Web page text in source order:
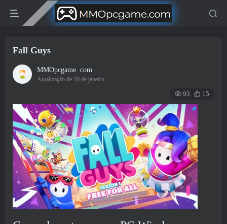
Fall Guys
MMOpcgame. com
Atualização de 10 de janeiro
93 15